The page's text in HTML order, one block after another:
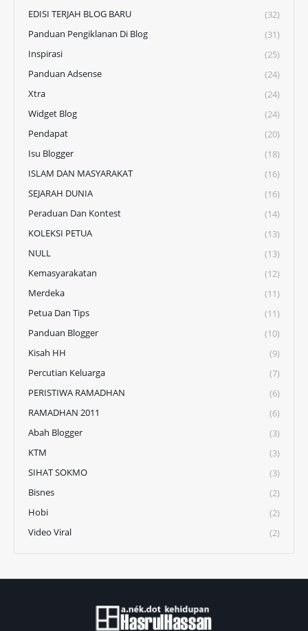
EDISI TERJAH BLOG BARU
(32)
Panduan Pengiklanan Di Blog
(31)
Inspirasi
(25)
Panduan Adsense
(24)
Xtra
(24)
Widget Blog
(24)
Pendapat
(20)
Isu Blogger
(18)
ISLAM DAN MASYARAKAT
(16)
SEJARAH DUNIA
(16)
Peraduan Dan Kontest
(14)
KOLEKSI PETUA
(13)
NULL
(13)
Kemasyarakatan
(12)
Merdeka
(11)
Petua Dan Tips
(11)
Panduan Blogger
(10)
Kisah HH
(9)
Percutian Keluarga
(7)
PERISTIWA RAMADHAN
(6)
RAMADHAN 2011
(6)
Abah Blogger
(3)
KTM
(3)
SIHAT SOKMO
(3)
Bisnes
(2)
Hobi
(2)
Video Viral
(2)